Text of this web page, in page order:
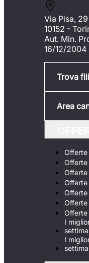
Via Pisa, 29
10152 -
Aut. Min.
16/12/2004
Trova
Area
Offerte
Offerte
Offerte
Offerte
Offerte
Offerte
Offerte
I
I